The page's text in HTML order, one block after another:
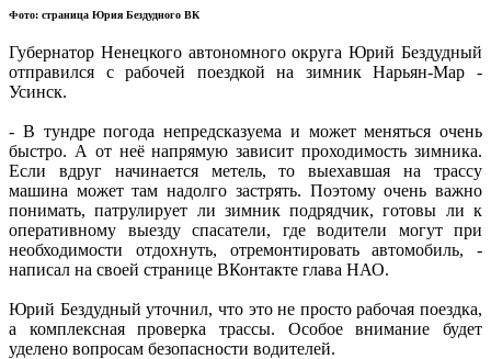
Фото: страница Юрия Бездудного ВК
Губернатор Ненецкого автономного округа Юрий Бездудный
отправился с рабочей поездкой на зимник Нарьян-Мар -
Усинск.
- В тундре погода непредсказуема и может меняться очень
быстро. А от неё напрямую зависит проходимость зимника.
Если вдруг начинается метель, то выехавшая на трассу
машина может там надолго застрять. Поэтому очень важно
понимать, патрулирует ли зимник подрядчик, готовы ли к
оперативному выезду спасатели, где водители могут при
необходимости отдохнуть, отремонтировать автомобиль, -
написал на своей странице ВКонтакте глава НАО.
Юрий Бездудный уточнил, что это не просто рабочая поездка,
а комплексная проверка трассы. Особое внимание будет
уделено вопросам безопасности водителей.